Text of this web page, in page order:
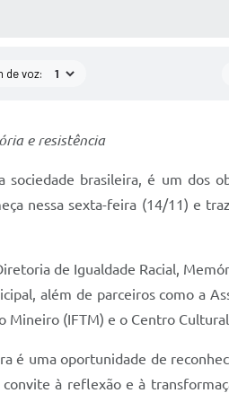
de voz:
e resistência
brasileira, é um dos
nessa sexta-feira (14/11) e
de Igualdade Racial,
além de parceiros como a
(IFTM) e o Centro
é uma oportunidade de
convite à reflexão e à